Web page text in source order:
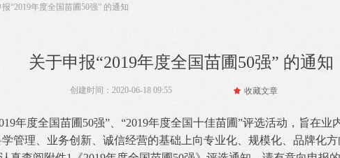
“2019年度全国苗圃50强” 的通知
创建时间： 2020-06-18 09:55
关于申报“2019年度全国苗圃50强” 的通知
年度全国苗圃50强”、“2019年度全国十佳苗圃”评选活动，旨在
管理、业务创新、诚信经营的基础上向专业化、规模化、品牌化
끄 收藏文章